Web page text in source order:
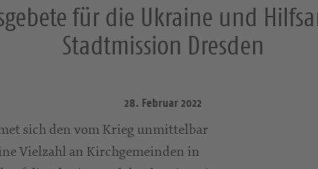
für die Ukraine und
Stadtmission Dresden
28. Februar 2022
sich den vom Krieg unmittelbar
Vielzahl an Kirchgemeinden in